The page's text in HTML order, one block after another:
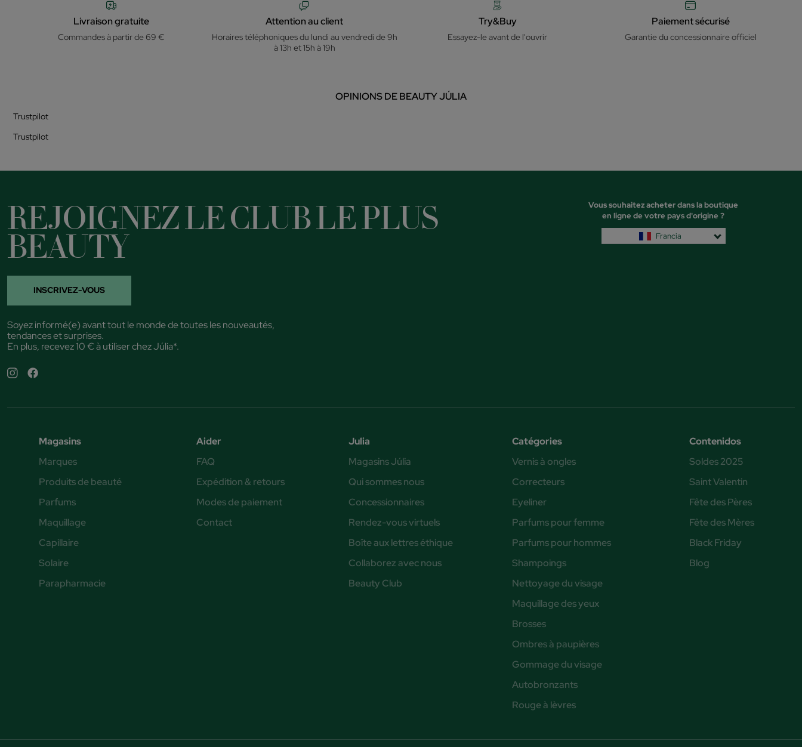
Livraison gratuite
Commandes à partir de 69 €
Attention au client
Horaires téléphoniques du lundi au vendredi de 9h
à 13h et 15h à 19h
Try&Buy
Essayez-le avant de l'ouvrir
Paiement sécurisé
Garantie du concessionnaire officiel
OPINIONS DE BEAUTY JÚLIA
Trustpilot
Trustpilot
REJOIGNEZ LE CLUB LE PLUS
BEAUTY
INSCRIVEZ-VOUS
Soyez informé(e) avant tout le monde de toutes les nouveautés,
tendances et surprises.
En plus, recevez 10 € à utiliser chez Júlia*.
Vous souhaitez acheter dans la boutique
en ligne de votre pays d'origine ?
Francia
Magasins
Marques
Produits de beauté
Parfums
Maquillage
Capillaire
Solaire
Parapharmacie
Aider
FAQ
Expédition & retours
Modes de paiement
Contact
Julia
Magasins Júlia
Qui sommes nous
Concessionnaires
Rendez-vous virtuels
Boîte aux lettres éthique
Collaborez avec nous
Beauty Club
Catégories
Vernis à ongles
Correcteurs
Eyeliner
Parfums pour femme
Parfums pour hommes
Shampoings
Nettoyage du visage
Maquillage des yeux
Brosses
Ombres à paupières
Gommage du visage
Autobronzants
Rouge à lèvres
Contenidos
Soldes 2025
Saint Valentin
Fête des Pères
Fête des Mères
Black Friday
Blog